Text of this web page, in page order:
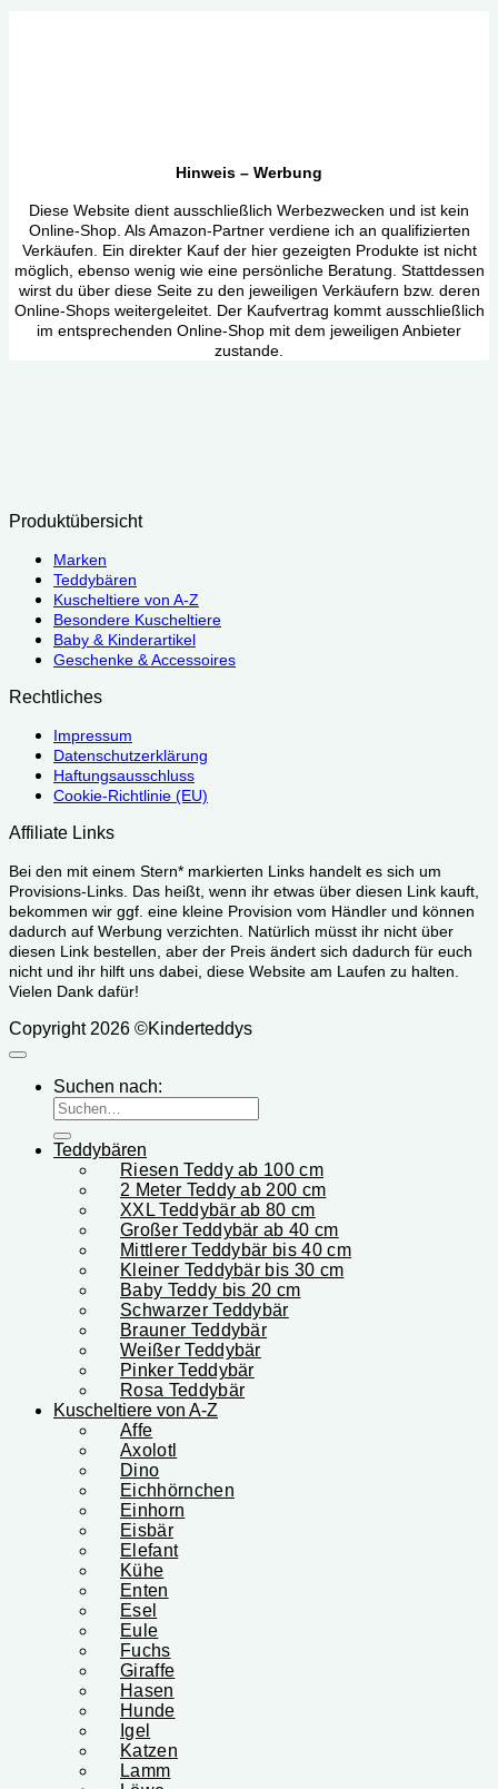
Hinweis – Werbung
Diese Website dient ausschließlich Werbezwecken und ist kein
Online-Shop. Als Amazon-Partner verdiene ich an qualifizierten
Verkäufen. Ein direkter Kauf der hier gezeigten Produkte ist nicht
möglich, ebenso wenig wie eine persönliche Beratung. Stattdessen
wirst du über diese Seite zu den jeweiligen Verkäufern bzw. deren
Online-Shops weitergeleitet. Der Kaufvertrag kommt ausschließlich
im entsprechenden Online-Shop mit dem jeweiligen Anbieter
zustande.
Produktübersicht
Marken
Teddybären
Kuscheltiere von A-Z
Besondere Kuscheltiere
Baby & Kinderartikel
Geschenke & Accessoires
Rechtliches
Impressum
Datenschutzerklärung
Haftungsausschluss
Cookie-Richtlinie (EU)
Affiliate Links
Bei den mit einem Stern* markierten Links handelt es sich um
Provisions-Links. Das heißt, wenn ihr etwas über diesen Link kauft,
bekommen wir ggf. eine kleine Provision vom Händler und können
dadurch auf Werbung verzichten. Natürlich müsst ihr nicht über
diesen Link bestellen, aber der Preis ändert sich dadurch für euch
nicht und ihr hilft uns dabei, diese Website am Laufen zu halten.
Vielen Dank dafür!
Copyright 2026 ©Kinderteddys
Suchen nach:
Teddybären
Riesen Teddy ab 100 cm
2 Meter Teddy ab 200 cm
XXL Teddybär ab 80 cm
Großer Teddybär ab 40 cm
Mittlerer Teddybär bis 40 cm
Kleiner Teddybär bis 30 cm
Baby Teddy bis 20 cm
Schwarzer Teddybär
Brauner Teddybär
Weißer Teddybär
Pinker Teddybär
Rosa Teddybär
Kuscheltiere von A-Z
Affe
Axolotl
Dino
Eichhörnchen
Einhorn
Eisbär
Elefant
Kühe
Enten
Esel
Eule
Fuchs
Giraffe
Hasen
Hunde
Igel
Katzen
Lamm